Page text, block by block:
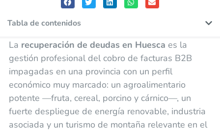
Tabla de contenidos
La recuperación de deudas en Huesca es la
gestión profesional del cobro de facturas B2B
impagadas en una provincia con un perfil
económico muy marcado: un agroalimentario
potente —fruta, cereal, porcino y cárnico—, un
fuerte despliegue de energía renovable, industria
asociada y un turismo de montaña relevante en el